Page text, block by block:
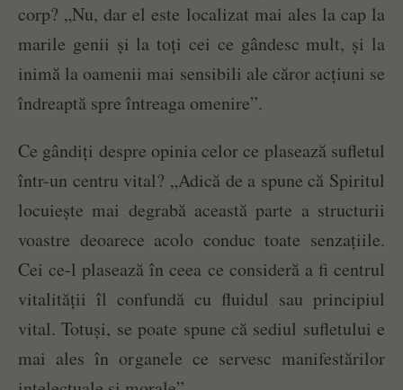
corp? „Nu, dar el este localizat mai ales la cap la
marile genii și la toți cei ce gândesc mult, și la
inimă la oamenii mai sensibili ale căror acțiuni se
îndreaptă spre întreaga omenire”.
Ce gândiți despre opinia celor ce plasează sufletul
într-un centru vital? „Adică de a spune că Spiritul
locuiește mai degrabă această parte a structurii
voastre deoarece acolo conduc toate senzațiile.
Cei ce-l plasează în ceea ce consideră a fi centrul
vitalității îl confundă cu fluidul sau principiul
vital. Totuși, se poate spune că sediul sufletului e
mai ales în organele ce servesc manifestărilor